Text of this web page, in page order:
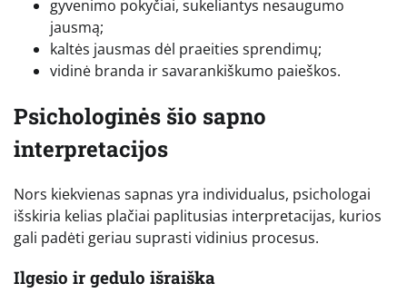
gyvenimo pokyčiai, sukeliantys nesaugumo
jausmą;
kaltės jausmas dėl praeities sprendimų;
vidinė branda ir savarankiškumo paieškos.
Psichologinės šio sapno
interpretacijos
Nors kiekvienas sapnas yra individualus, psichologai
išskiria kelias plačiai paplitusias interpretacijas, kurios
gali padėti geriau suprasti vidinius procesus.
Ilgesio ir gedulo išraiška